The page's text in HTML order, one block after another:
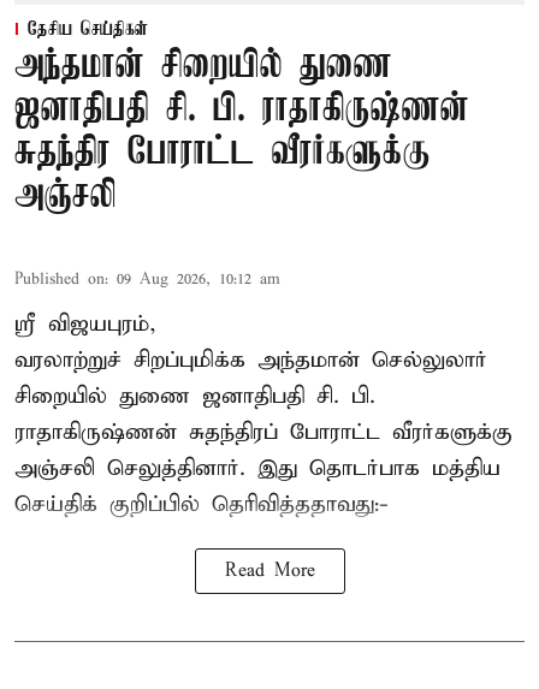
தேசிய செய்திகள்
அந்தமான் சிறையில் துணை
ஜனாதிபதி சி. பி. ராதாகிருஷ்ணன்
சுதந்திர போராட்ட வீரர்களுக்கு
அஞ்சலி
Published on: 09 Aug 2026, 10:12 am
ஸ்ரீ விஜயபுரம்,
வரலாற்றுச் சிறப்புமிக்க அந்தமான் செல்லுலார்
சிறையில் துணை ஜனாதிபதி சி. பி.
ராதாகிருஷ்ணன் சுதந்திரப் போராட்ட வீரர்களுக்கு
அஞ்சலி செலுத்தினார். இது தொடர்பாக மத்திய
செய்திக் குறிப்பில் தெரிவித்ததாவது:-
Read More